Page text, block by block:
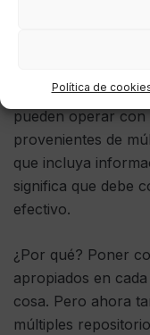
Política de
datos en un
avanzadas de
pueden operar con
provenientes de
que incluya
significa que debe
efectivo.
¿Por qué? Poner
apropiados en
cosa. Pero ahora
múltiples